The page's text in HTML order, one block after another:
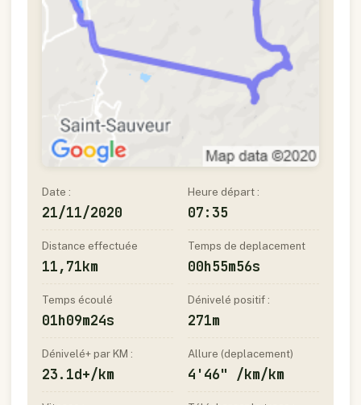
Date :
21/11/2020
Heure départ :
07:35
Distance effectuée
11,71km
Temps de deplacement
00h55m56s
Temps écoulé
01h09m24s
Dénivelé positif :
271m
Dénivelé+ par KM :
23.1d+/km
Allure (deplacement)
4'46" /km/km